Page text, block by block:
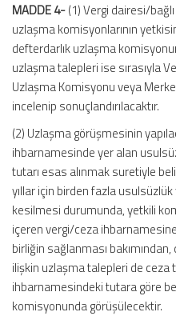
MADDE 4-(1) Vergi dairesi/
uzlaşma komisyonlarının
defterdarlık uzlaşma
uzlaşma talepleri ise sırasıyla
Uzlaşma Komisyonu veya
incelenip sonuçlandırılacaktır.
(2) Uzlaşma görüşmesinin
ihbarnamesinde yer alan
tutarı esas alınmak suretiyle
yıllar için birden fazla
kesilmesi durumunda, yetkili
içeren vergi/ceza
birliğin sağlanması
ilişkin uzlaşma talepleri de ceza
ihbarnamesindeki tutara göre
komisyonunda görüşülecektir.